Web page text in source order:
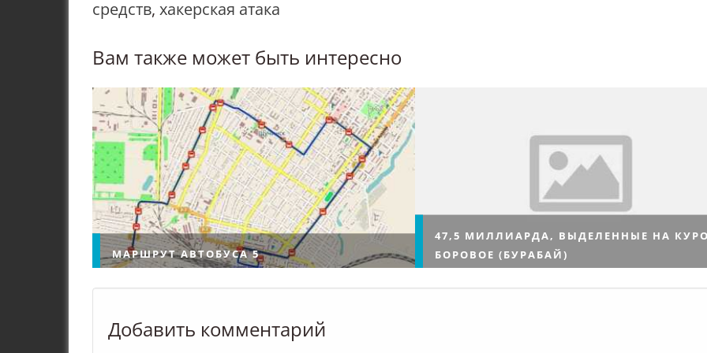
средств, хакерская атака
Вам также может быть интересно
МАРШРУТ АВТОБУСА 5
Маршрут автобуса 5 на карте
47,5 МИЛЛИАРДА, ВЫДЕЛЕННЫЕ НА
БОРОВОЕ (БУРАБАЙ)
Добавить комментарий